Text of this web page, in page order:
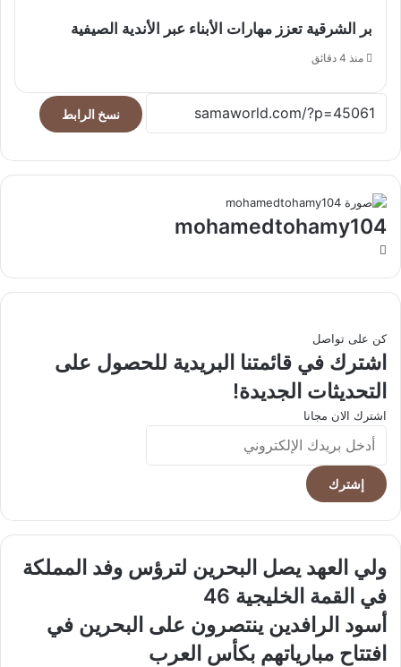
بر الشرقية تعزز مهارات الأبناء عبر الأندية الصيفية
منذ 4 دقائق
نسخ الرابط
mohamedtohamy104
كن على تواصل
اشترك في قائمتنا البريدية للحصول على
التحديثات الجديدة!
اشترك الان مجانا
أدخل
بريدك
الإلكتروني
ولي
العهد
يصل
البحرين
لترؤس
وفد
ولي العهد يصل البحرين لترؤس وفد المملكة
في القمة الخليجية 46
أسود
الرافدين
ينتصرون
أسود الرافدين ينتصرون على البحرين في
افتتاح مبارياتهم بكأس العرب